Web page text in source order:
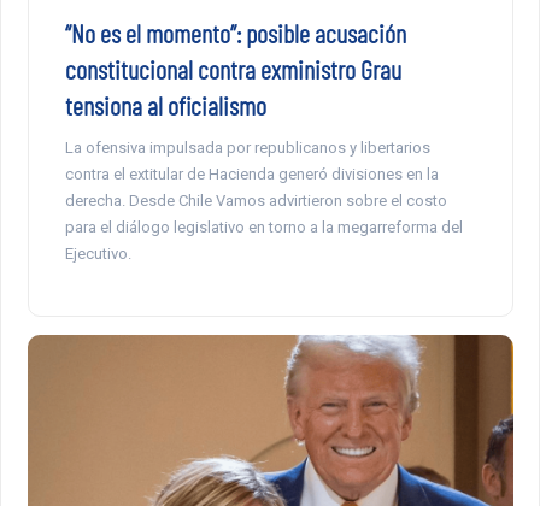
“No es el momento”: posible acusación
constitucional contra exministro Grau
tensiona al oficialismo
La ofensiva impulsada por republicanos y libertarios
contra el extitular de Hacienda generó divisiones en la
derecha. Desde Chile Vamos advirtieron sobre el costo
para el diálogo legislativo en torno a la megarreforma del
Ejecutivo.